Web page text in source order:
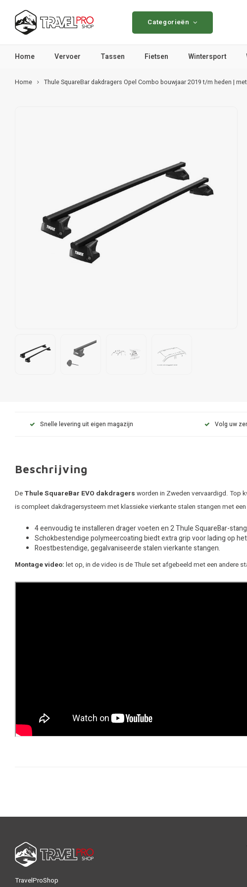
Categorieën
Home Vervoer Tassen Fietsen Wintersport
Home Thule SquareBar dakdragers Opel Combo bouwjaar 2019 t/m heden |
Snelle levering uit eigen magazijn Volg uw
Beschrijving
De Thule SquareBar EVO dakdragers worden in Zweden vervaardigd. Top
is compleet dakdragersysteem met klassieke vierkante stalen stangen met
4 eenvoudig te installeren drager voeten en 2 Thule SquareBar-
Schokbestendige polymeercoating biedt extra grip voor lading op
Roestbestendige, gegalvaniseerde stalen vierkante stangen.
Montage video: let op, in de video is de Thule set afgebeeld met een andere
TravelProShop